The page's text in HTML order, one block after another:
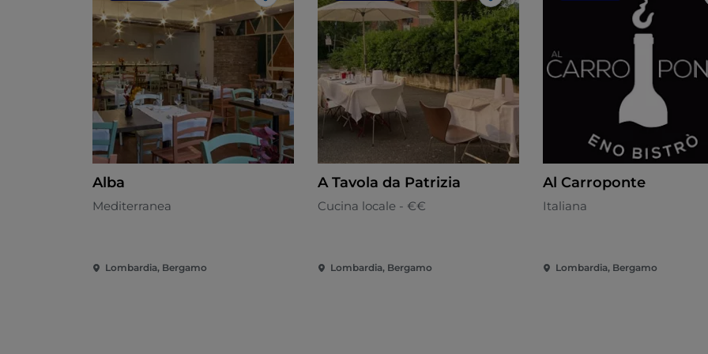
Alba
Mediterranea
Lombardia, Bergamo
A Tavola da Patrizia
Cucina locale - €€
Lombardia, Bergamo
Al Carroponte
Italiana
Lombardia, Bergamo